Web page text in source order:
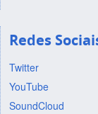
Redes
Twitter
YouTube
SoundCloud